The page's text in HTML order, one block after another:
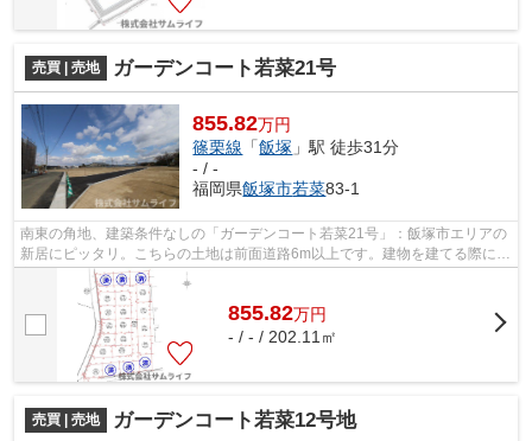
売買 | 売地 ガーデンコート若菜21号
855.82万円
篠栗線 「飯塚 」駅 徒歩31分
- / -
福岡県飯塚市若菜83-1
南東の角地、建築条件なしの「ガーデンコート若菜21号」：飯塚市エリアの
新居にピッタリ。こちらの土地は前面道路6m以上です。建物を建てる際に、
玄関の位置などの間取りを考えやすい...
855.82万円
- / - / 202.11㎡
売買 | 売地 ガーデンコート若菜12号地